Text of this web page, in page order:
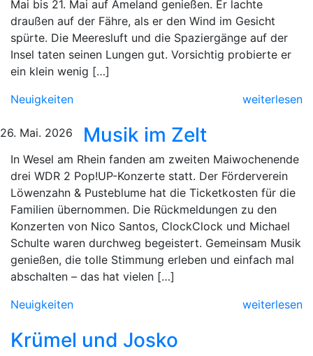
Mai bis 21. Mai auf Ameland genießen. Er lachte
draußen auf der Fähre, als er den Wind im Gesicht
spürte. Die Meeresluft und die Spaziergänge auf der
Insel taten seinen Lungen gut. Vorsichtig probierte er
ein klein wenig […]
Neuigkeiten
weiterlesen
26. Mai. 2026 Musik im Zelt
In Wesel am Rhein fanden am zweiten Maiwochenende
drei WDR 2 Pop!UP-Konzerte statt. Der Förderverein
Löwenzahn & Pusteblume hat die Ticketkosten für die
Familien übernommen. Die Rückmeldungen zu den
Konzerten von Nico Santos, ClockClock und Michael
Schulte waren durchweg begeistert. Gemeinsam Musik
genießen, die tolle Stimmung erleben und einfach mal
abschalten – das hat vielen […]
Neuigkeiten
weiterlesen
Krümel und Josko